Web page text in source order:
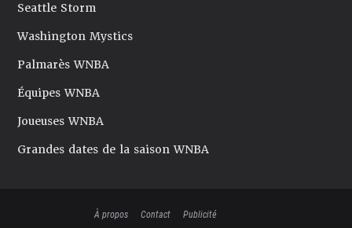
Seattle Storm
Washington Mystics
Palmarès WNBA
Équipes WNBA
Joueuses WNBA
Grandes dates de la saison WNBA
À propos Contact Publicité